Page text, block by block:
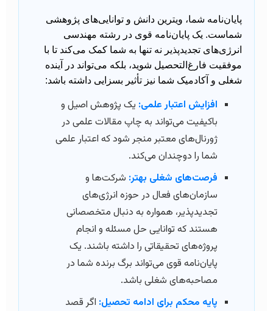
پایان‌نامه شما، ویترین دانش و توانایی‌های پژوهشی
شماست. یک پایان‌نامه قوی در رشته مهندسی
انرژی‌های تجدیدپذیر نه تنها به شما کمک می‌کند تا با
موفقیت فارغ‌التحصیل شوید، بلکه می‌تواند در آینده
شغلی و آکادمیک شما نیز تأثیر بسزایی داشته باشد:
افزایش اعتبار علمی: یک پژوهش اصیل و
باکیفیت می‌تواند به چاپ مقالات علمی در
ژورنال‌های معتبر منجر شود که اعتبار علمی
شما را دوچندان می‌کند.
فرصت‌های شغلی بهتر: شرکت‌ها و
سازمان‌های فعال در حوزه انرژی‌های
تجدیدپذیر، همواره به دنبال متخصصانی
هستند که توانایی حل مسئله و انجام
پروژه‌های تحقیقاتی را داشته باشند. یک
پایان‌نامه قوی می‌تواند برگ برنده شما در
مصاحبه‌های شغلی باشد.
پایه محکم برای ادامه تحصیل: اگر قصد